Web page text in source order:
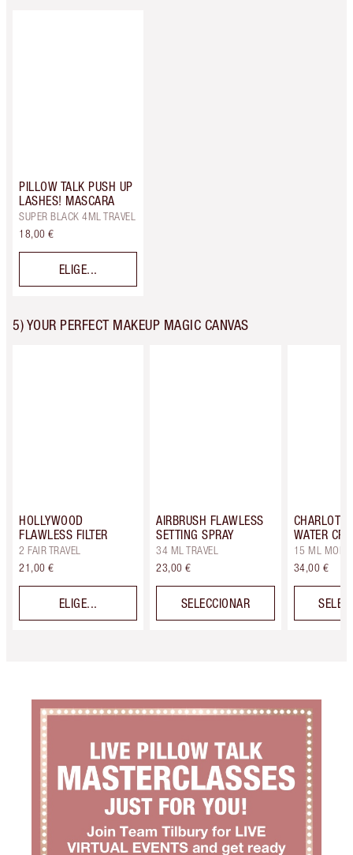
PILLOW TALK PUSH UP
LASHES! MASCARA
SUPER BLACK 4ML TRAVEL
18,00 €
ELIGE...
5) YOUR PERFECT MAKEUP MAGIC CANVAS
HOLLYWOOD
FLAWLESS FILTER
2 FAIR TRAVEL
21,00 €
ELIGE...
AIRBRUSH FLAWLESS
SETTING SPRAY
34 ML TRAVEL
23,00 €
SELECCIONAR
WATER
15 ML
34,00 €